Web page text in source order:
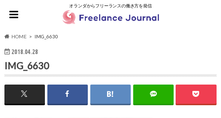
オランダからフリーランスの働き方を発信
HOME IMG_6630
2018.04.28
IMG_6630